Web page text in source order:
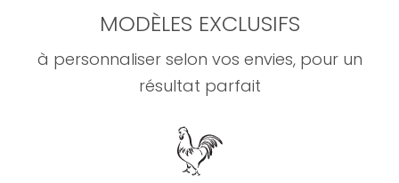
MODÈLES EXCLUSIFS
à personnaliser selon vos envies, pour un
résultat parfait